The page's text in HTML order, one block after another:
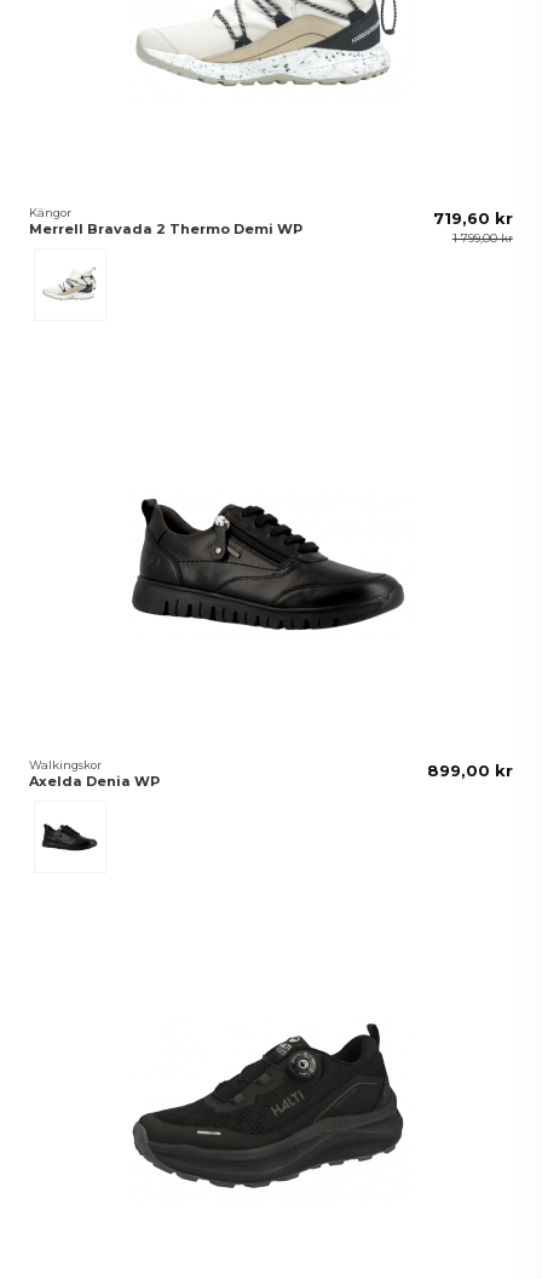
Kängor
Merrell Bravada 2 Thermo Demi WP
719,60 kr
1 799,00 kr
Walkingskor
Axelda Denia WP
899,00 kr